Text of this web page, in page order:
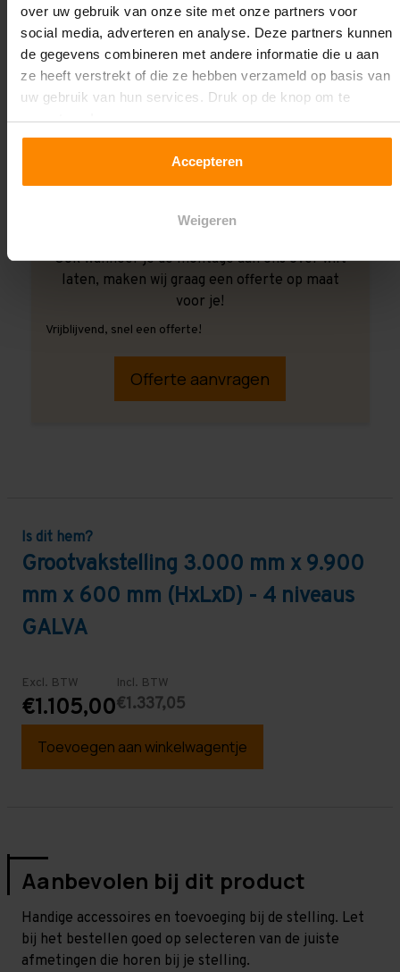
over uw gebruik van onze site met onze partners voor
social media, adverteren en analyse. Deze partners kunnen
de gegevens combineren met andere informatie die u aan
ze heeft verstrekt of die ze hebben verzameld op basis van
uw gebruik van hun services. Druk op de knop om te
accepteren!
Accepteren
Weigeren
Ook wanneer je de montage aan ons over wilt
laten, maken wij graag een offerte op maat
voor je!
Vrijblijvend, snel een offerte!
Offerte aanvragen
Is dit hem?
Grootvakstelling 3.000 mm x 9.900
mm x 600 mm (HxLxD) - 4 niveaus
GALVA
Excl. BTW
€1.105,00
Incl. BTW
€1.337,05
Toevoegen aan winkelwagentje
Aanbevolen bij dit product
Handige accessoires en toevoeging bij de stelling. Let
bij het bestellen goed op selecteren van de juiste
afmetingen die horen bij je stelling.